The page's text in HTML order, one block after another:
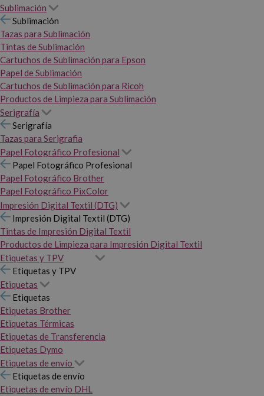
Sublimación
Sublimación
Tazas para Sublimación
Tintas de Sublimación
Cartuchos de Sublimación para Epson
Papel de Sublimación
Cartuchos de Sublimación para Ricoh
Productos de Limpieza para Sublimación
Serigrafía
Serigrafía
Tazas para Serigrafia
Papel Fotográfico Profesional
Papel Fotográfico Profesional
Papel Fotográfico Brother
Papel Fotográfico PixColor
Impresión Digital Textil (DTG)
Impresión Digital Textil (DTG)
Tintas de Impresión Digital Textil
Productos de Limpieza para Impresión Digital Textil
Etiquetas y TPV
Etiquetas y TPV
Etiquetas
Etiquetas
Etiquetas Brother
Etiquetas Térmicas
Etiquetas de Transferencia
Etiquetas Dymo
Etiquetas de envío
Etiquetas de envío
Etiquetas de envío DHL